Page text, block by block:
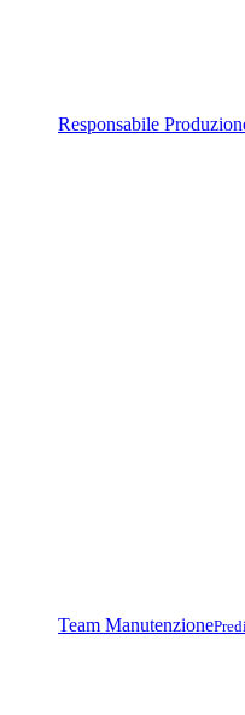
Responsabile
Team Manutenzione